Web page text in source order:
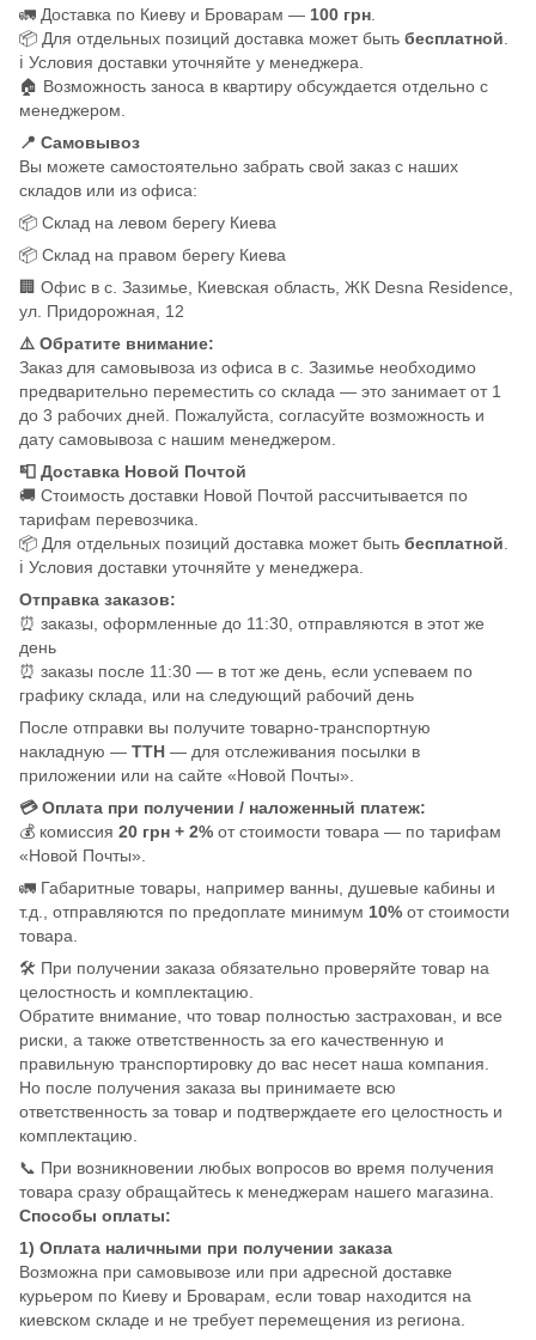
🚛 Доставка по Киеву и Броварам — 100 грн
📦 Для отдельных позиций доставка может быть бесплатной
ℹ️ Условия доставки уточняйте у менеджера.
🏠 Возможность заноса в квартиру обсуждается отдельно с
менеджером.
📍 Самовывоз
Вы можете самостоятельно забрать свой заказ с наших
складов или из офиса:
📦 Склад на левом берегу Киева
📦 Склад на правом берегу Киева
🏢 Офис в с. Зазимье, Киевская область, ЖК Desna Residence,
ул. Придорожная, 12
⚠️ Обратите внимание:
Заказ для самовывоза из офиса в с. Зазимье необходимо
предварительно переместить со склада — это занимает от 1
до 3 рабочих дней. Пожалуйста, согласуйте возможность и
дату самовывоза с нашим менеджером.
📮 Доставка Новой Почтой
🚚 Стоимость доставки Новой Почтой рассчитывается по
тарифам перевозчика.
📦 Для отдельных позиций доставка может быть бесплатной
ℹ️ Условия доставки уточняйте у менеджера.
Отправка заказов:
⏰ заказы, оформленные до 11:30, отправляются в этот же
день
⏰ заказы после 11:30 — в тот же день, если успеваем по
графику склада, или на следующий рабочий день
После отправки вы получите товарно-транспортную
накладную — ТТН — для отслеживания посылки в
приложении или на сайте «Новой Почты».
💳 Оплата при получении / наложенный платеж:
💰 комиссия 20 грн + 2% от стоимости товара — по тарифам
«Новой Почты».
🚛 Габаритные товары, например ванны, душевые кабины и
т.д., отправляются по предоплате минимум 10% от стоимости
товара.
🛠️ При получении заказа обязательно проверяйте товар на
целостность и комплектацию.
Обратите внимание, что товар полностью застрахован, и все
риски, а также ответственность за его качественную и
правильную транспортировку до вас несет наша компания.
Но после получения заказа вы принимаете всю
ответственность за товар и подтверждаете его целостность и
комплектацию.
📞 При возникновении любых вопросов во время получения
товара сразу обращайтесь к менеджерам нашего магазина.
Способы оплаты:
1) Оплата наличными при получении заказа
Возможна при самовывозе или при адресной доставке
курьером по Киеву и Броварам, если товар находится на
киевском складе и не требует перемещения из региона.